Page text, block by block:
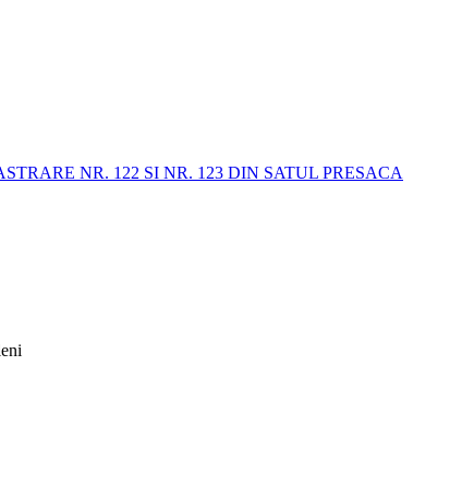
NR. 122 SI NR. 123 DIN SATUL PRESACA